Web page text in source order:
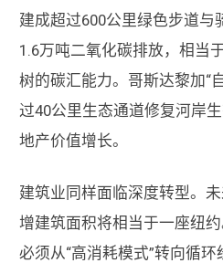
建成超过600公里绿色步道与
1.6万吨二氧化碳排放，相当
树的碳汇能力。哥斯达黎加“
过40公里生态通道修复河岸
地产价值增长。
建筑业同样面临深度转型。
增建筑面积将相当于一座纽
必须从“高消耗模式”转向循